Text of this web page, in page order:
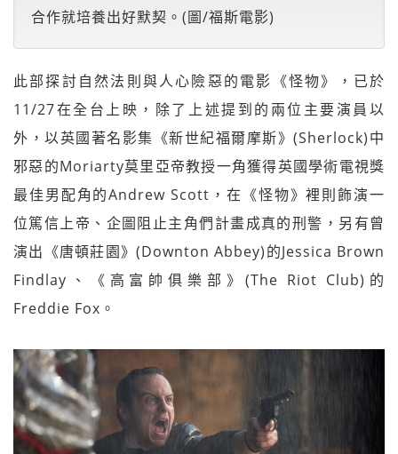
合作就培養出好默契。(圖/福斯電影)
此部探討自然法則與人心險惡的電影《怪物》，已於
11/27在全台上映，除了上述提到的兩位主要演員以
外，以英國著名影集《新世紀福爾摩斯》(Sherlock)中
邪惡的Moriarty莫里亞帝教授一角獲得英國學術電視獎
最佳男配角的Andrew Scott，在《怪物》裡則飾演一
位篤信上帝、企圖阻止主角們計畫成真的刑警，另有曾
演出《唐頓莊園》(Downton Abbey)的Jessica Brown
Findlay、《高富帥俱樂部》(The Riot Club)的
Freddie Fox。